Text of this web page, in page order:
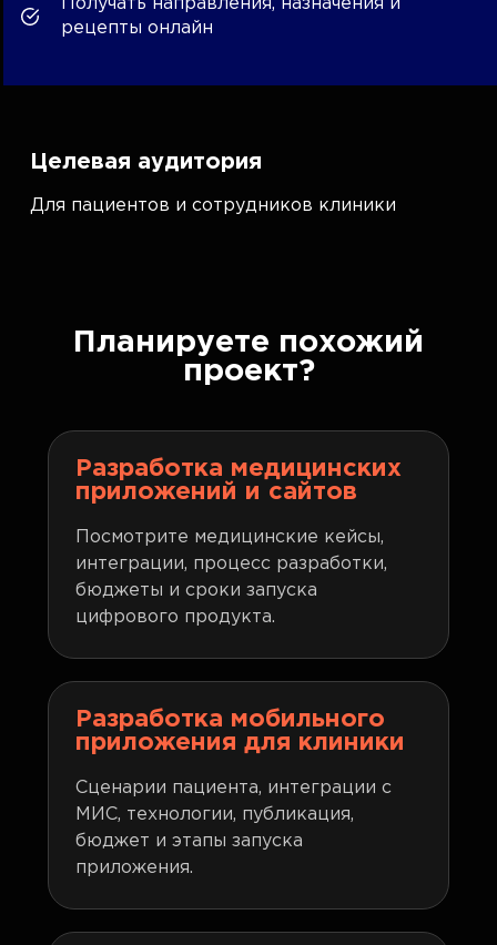
Получать направления, назначения и
рецепты онлайн
Целевая аудитория
Для пациентов и сотрудников клиники
Планируете похожий
проект?
Разработка медицинских
приложений и сайтов
Посмотрите медицинские кейсы,
интеграции, процесс разработки,
бюджеты и сроки запуска
цифрового продукта.
Разработка мобильного
приложения для клиники
Сценарии пациента, интеграции с
МИС, технологии, публикация,
бюджет и этапы запуска
приложения.